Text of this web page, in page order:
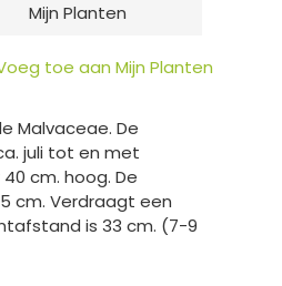
Mijn Planten
toe aan Mijn Planten
Malvaceae. De
juli tot en met
cm. hoog. De
cm. Verdraagt een
is 33 cm. (7-9